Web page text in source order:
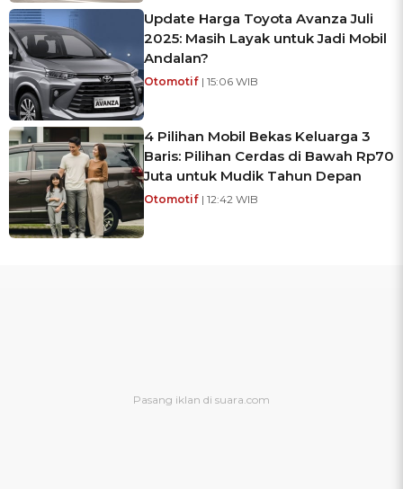
Update Harga Toyota Avanza Juli
2025: Masih Layak untuk Jadi Mobil
Andalan?
Otomotif | 15:06 WIB
4 Pilihan Mobil Bekas Keluarga 3
Baris: Pilihan Cerdas di Bawah Rp70
Juta untuk Mudik Tahun Depan
Otomotif | 12:42 WIB